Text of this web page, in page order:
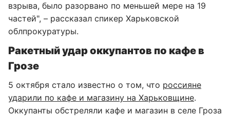
взрыва, было разорвано по меньшей мере на 19
частей", – рассказал спикер Харьковской
облпрокуратуры.
Ракетный удар оккупантов по кафе в
Грозе
5 октября стало известно о том, что россияне
ударили по кафе и магазину на Харьковщине.
Оккупанты обстреляли кафе и магазин в селе Гроза